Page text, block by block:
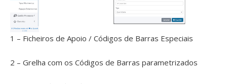
1 – Ficheiros de Apoio / Códigos de Barras Especiais
2 – Grelha com os Códigos de Barras parametrizados